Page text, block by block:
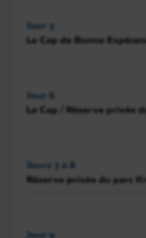
Jour 5
Le Cap de Bonne
Jour 6
Le Cap / Réserve privée
Jours 7 à 8
Réserve privée du parc
Jour 9